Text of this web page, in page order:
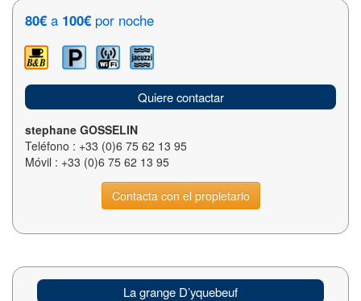
80€ a 100€ por noche
Quiere contactar
stephane GOSSELIN
Teléfono : +33 (0)6 75 62 13 95
Móvil : +33 (0)6 75 62 13 95
Contacta con el propietario
La grange D’yquebeuf